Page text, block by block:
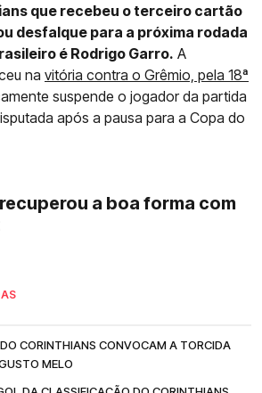
que recebeu o terceiro cartão
desfalque para a próxima rodada
é Rodrigo Garro. A
na vitória contra o Grêmio, pela 18ª
suspende o jogador da partida
após a pausa para a Copa do
a boa forma com
CORINTHIANS CONVOCAM A TORCIDA
MELO